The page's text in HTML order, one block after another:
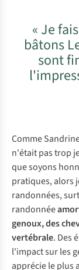
« Je
bâtons
sont
Comme
n'était pas trop
que soyons
pratiques, alors
randonnées,
randonnée
genoux, des
vertébrale. Des
l'impact sur les
apprécie le plus